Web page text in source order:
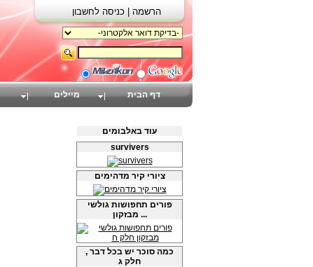
עוד באלבומים
survivers
ציורי קיר מדהימים
פורים תחפושות גולשי
מבזקון ...
כמה סוכר יש בכל דבר ,
חלק ג
דף הבית מיילים
הרשמה | כניסה לחשבון